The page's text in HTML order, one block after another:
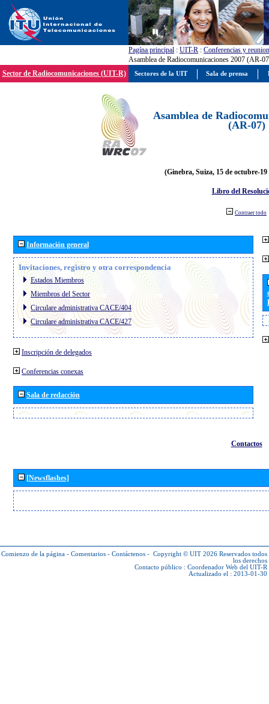
Pagína principal : UIT-R : Conferencias y
Asamblea de Radiocomunicaciones 2007 (AR-
Sector de Radiocomunicaciones (UIT-R)
Asamblea de
(AR-07)
(Ginebra, Suiza, 15 de octubre-19
Libro del
Contraer todo
Información general
Invitaciones, registro y otra correspondencia
Estados Miembros
Miembros del Sector
Circulare administrativa CACE/404
Circulare administrativa CACE/427
Inscripción de delegados
Conferencias conexas
Sala de redacción
Contactos
[Newsflashes]
Comienzo de la página - Comentarios - Contáctenos - Copyright © UIT 2026 Reservados todos
los derechos
Contacto público : Coordenador Web del UIT-R
Actualizado el : 2013-01-30
Sectores de la UIT Sala de prensa